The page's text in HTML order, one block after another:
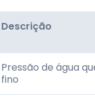
Descrição
Pressão de água
fino